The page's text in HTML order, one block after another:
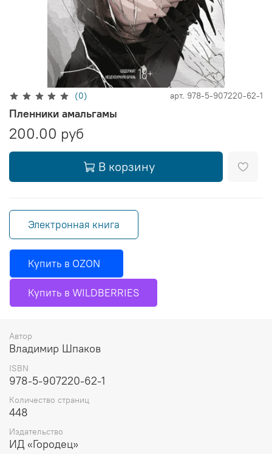
(0) арт. 978-5-907220-62-1
Пленники амальгамы
200.00 руб
В корзину
Электронная книга
Купить в OZON
Купить в WILDBERRIES
Автор
Владимир Шпаков
ISBN
978-5-907220-62-1
Количество страниц
448
Издательство
ИД «Городец»